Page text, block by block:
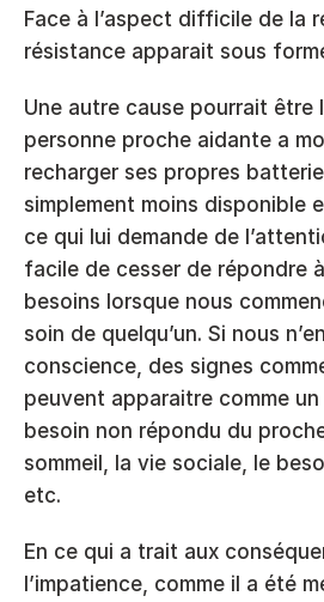
Face à l’aspect difficile de la
résistance apparait sous
Une autre cause pourrait être
personne proche aidante a
recharger ses propres
simplement moins disponible
ce qui lui demande de
facile de cesser de répondre
besoins lorsque nous
soin de quelqu’un. Si nous
conscience, des signes
peuvent apparaitre comme un
besoin non répondu du
sommeil, la vie sociale, le
etc.
En ce qui a trait aux
l’impatience, comme il a été